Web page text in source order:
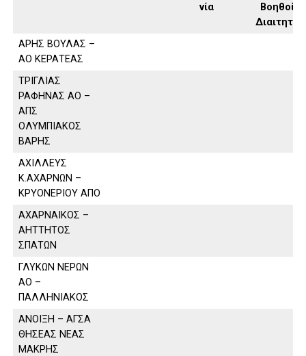
νία
Βοηθοί
Διαιτητή
ΑΡΗΣ ΒΟΥΛΑΣ –
ΑΟ ΚΕΡΑΤΕΑΣ
ΤΡΙΓΛΙΑΣ
ΡΑΦΗΝΑΣ ΑΟ –
ΑΠΣ
ΟΛΥΜΠΙΑΚΟΣ
ΒΑΡΗΣ
ΑΧΙΛΛΕΥΣ
Κ.ΑΧΑΡΝΩΝ –
ΚΡΥΟΝΕΡΙΟΥ ΑΠΟ
ΑΧΑΡΝΑΙΚΟΣ –
ΑΗΤΤΗΤΟΣ
ΣΠΑΤΩΝ
ΓΛΥΚΩΝ ΝΕΡΩΝ
ΑΟ –
ΠΑΛΛΗΝΙΑΚΟΣ
ΑΝΟΙΞΗ – ΑΓΣΑ
ΘΗΣΕΑΣ ΝΕΑΣ
ΜΑΚΡΗΣ